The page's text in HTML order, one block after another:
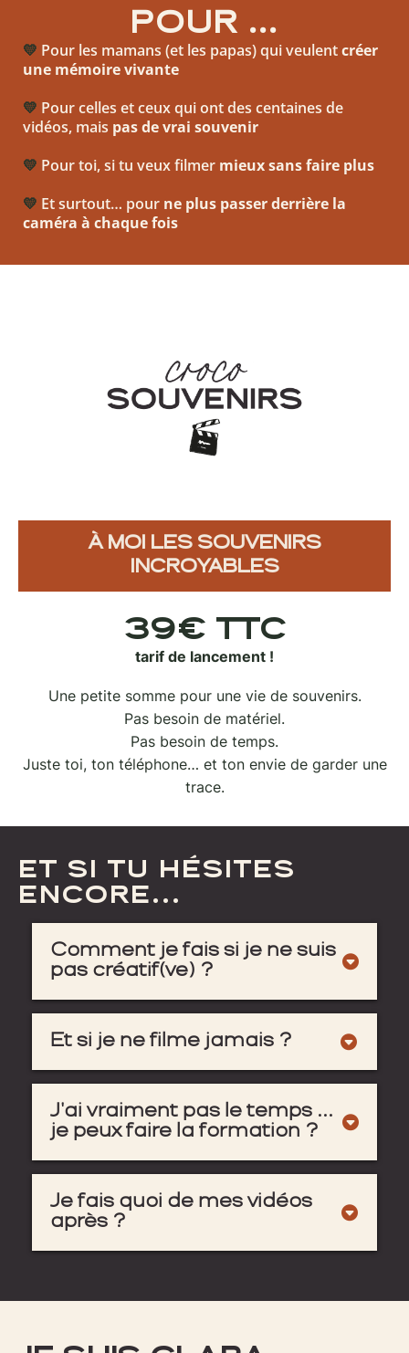
POUR ...
💛 Pour les mamans (et les papas) qui veulentcréer
une mémoire vivante
💛 Pour celles et ceux qui ont des centaines de
vidéos, mais pas de vrai souvenir
💛 Pour toi, si tu veux filmer mieux sans faire plus
💛 Et surtout… pour ne plus passer derrière la
caméra à chaque fois
À MOI LES SOUVENIRS
INCROYABLES
39€ TTC
tarif de lancement !
Une petite somme pour une vie de souvenirs.
Pas besoin de matériel.
Pas besoin de temps.
Juste toi, ton téléphone… et ton envie de garder une
trace.
ET SI TU HÉSITES
ENCORE...
Comment je fais si je ne suis
pas créatif(ve) ?
Tu vas découvrir que la magie est déjà là.
Et si je ne filme jamais ?
Tu vas apprendre àoser, à faire simple et à
J'ai vraiment pas le temps ...
je peux faire la formation ?
Les modules durent entre 5 et 10 minutes.
Je fais quoi de mes vidéos
après ?
Soit tu t'amuses à faire un film souvenir, soit
opérer la magie entre toutes tes images !